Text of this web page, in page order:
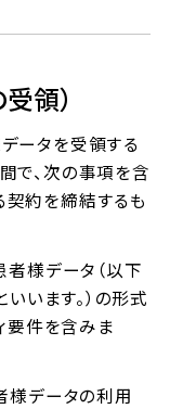
領）
ータを受領する
で、次の事項を含
約を締結するも
様データ（以下
います。）の形式
要件を含みま
様データの利用